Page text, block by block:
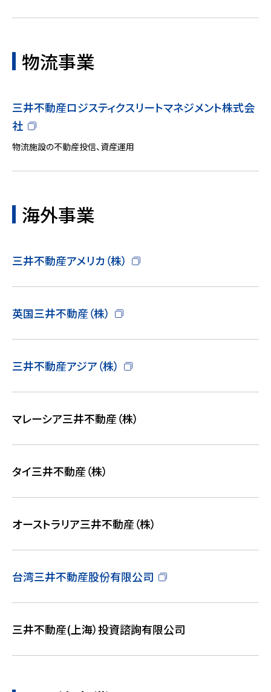
物流事業
三井不動産ロジスティクスリートマネジメント株式会
社
物流施設の不動産投信、資産運用
海外事業
三井不動産アメリカ（株）
英国三井不動産（株）
三井不動産アジア（株）
マレーシア三井不動産（株）
タイ三井不動産（株）
オーストラリア三井不動産（株）
台湾三井不動産股份有限公司
三井不動産(上海）投資諮詢有限公司